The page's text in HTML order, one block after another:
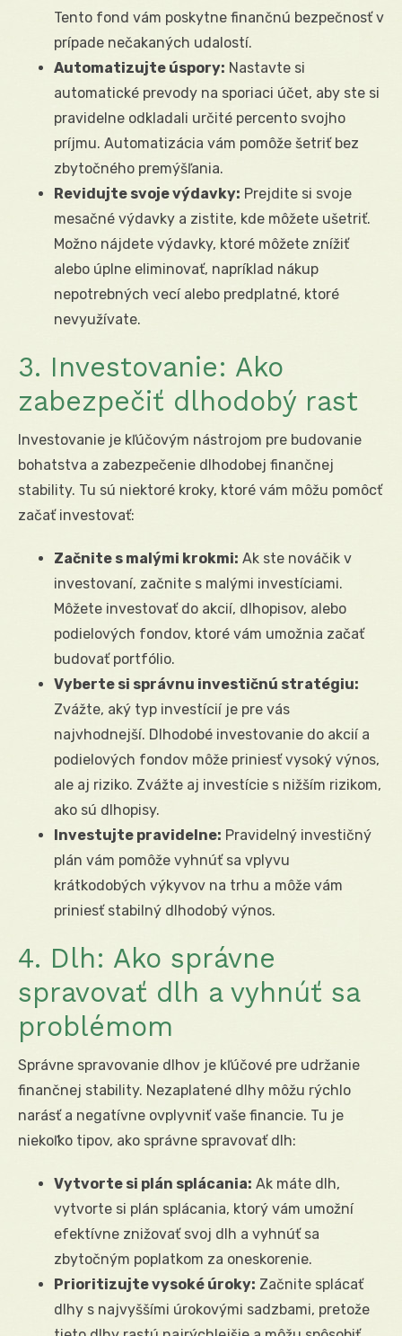
Tento fond vám poskytne finančnú bezpečnosť v
prípade nečakaných udalostí.
Automatizujte úspory: Nastavte si
automatické prevody na sporiaci účet, aby ste si
pravidelne odkladali určité percento svojho
príjmu. Automatizácia vám pomôže šetriť bez
zbytočného premýšľania.
Revidujte svoje výdavky: Prejdite si svoje
mesačné výdavky a zistite, kde môžete ušetriť.
Možno nájdete výdavky, ktoré môžete znížiť
alebo úplne eliminovať, napríklad nákup
nepotrebných vecí alebo predplatné, ktoré
nevyužívate.
3. Investovanie: Ako
zabezpečiť dlhodobý rast
Investovanie je kľúčovým nástrojom pre budovanie
bohatstva a zabezpečenie dlhodobej finančnej
stability. Tu sú niektoré kroky, ktoré vám môžu pomôcť
začať investovať:
Začnite s malými krokmi: Ak ste nováčik v
investovaní, začnite s malými investíciami.
Môžete investovať do akcií, dlhopisov, alebo
podielových fondov, ktoré vám umožnia začať
budovať portfólio.
Vyberte si správnu investičnú stratégiu:
Zvážte, aký typ investícií je pre vás
najvhodnejší. Dlhodobé investovanie do akcií a
podielových fondov môže priniesť vysoký výnos,
ale aj riziko. Zvážte aj investície s nižším rizikom,
ako sú dlhopisy.
Investujte pravidelne: Pravidelný investičný
plán vám pomôže vyhnúť sa vplyvu
krátkodobých výkyvov na trhu a môže vám
priniesť stabilný dlhodobý výnos.
4. Dlh: Ako správne
spravovať dlh a vyhnúť sa
problémom
Správne spravovanie dlhov je kľúčové pre udržanie
finančnej stability. Nezaplatené dlhy môžu rýchlo
narásť a negatívne ovplyvniť vaše financie. Tu je
niekoľko tipov, ako správne spravovať dlh:
Vytvorte si plán splácania: Ak máte dlh,
vytvorte si plán splácania, ktorý vám umožní
efektívne znižovať svoj dlh a vyhnúť sa
zbytočným poplatkom za oneskorenie.
Prioritizujte vysoké úroky: Začnite splácať
dlhy s najvyššími úrokovými sadzbami, pretože